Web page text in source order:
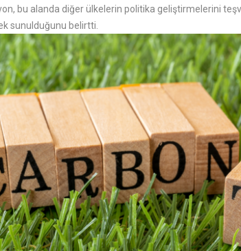
bu alanda diğer ülkelerin politika geliştirmelerini
sunulduğunu belirtti.